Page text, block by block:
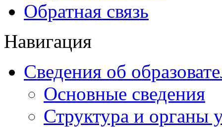
Обратная связь
Навигация
Сведения об
Основные сведения
Структура и органы